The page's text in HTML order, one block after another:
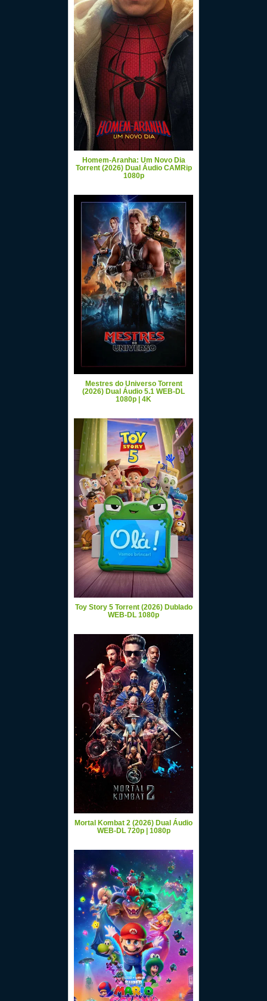
Homem-Aranha: Um Novo Dia
Torrent (2026) Dual Áudio CAMRip
1080p
Mestres do Universo Torrent
(2026) Dual Áudio 5.1 WEB-DL
1080p | 4K
Toy Story 5 Torrent (2026) Dublado
WEB-DL 1080p
Mortal Kombat 2 (2026) Dual Áudio
WEB-DL 720p | 1080p